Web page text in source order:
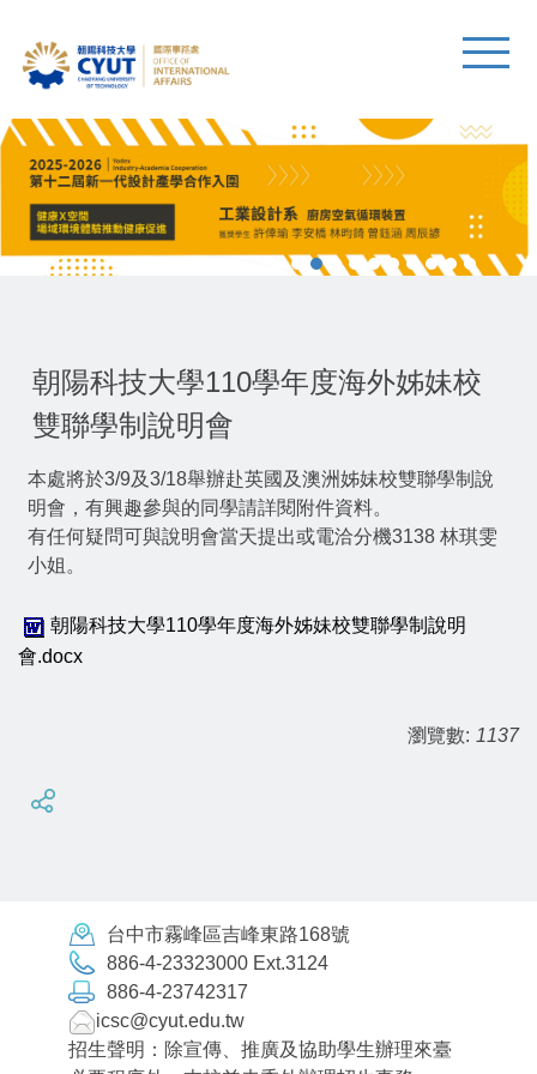
朝陽科技大學110學年度海外姊妹校
雙聯學制說明會
本處將於3/9及3/18舉辦赴英國及澳洲姊妹校雙聯學制說
明會，有興趣參與的同學請詳閱附件資料。
有任何疑問可與說明會當天提出或電洽分機3138 林琪雯
小姐。
朝陽科技大學110學年度海外姊妹校雙聯學制說明
會.docx
瀏覽數: 1137
台中市霧峰區吉峰東路168號
886-4-23323000 Ext.3124
886-4-23742317
icsc@cyut.edu.tw
招生聲明：除宣傳、推廣及協助學生辦理來臺